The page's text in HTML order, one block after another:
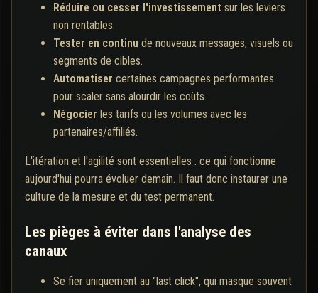
Réduire ou cesser l'investissement sur les leviers
non rentables.
Tester en continu de nouveaux messages, visuels ou
segments de cibles.
Automatiser certaines campagnes performantes
pour scaler sans alourdir les coûts.
Négocier les tarifs ou les volumes avec les
partenaires/affiliés.
L'itération et l'agilité sont essentielles : ce qui fonctionne
aujourd'hui pourra évoluer demain. Il faut donc instaurer une
culture de la mesure et du test permanent.
Les pièges à éviter dans l'analyse des
canaux
Se fier uniquement au "last click", qui masque souvent